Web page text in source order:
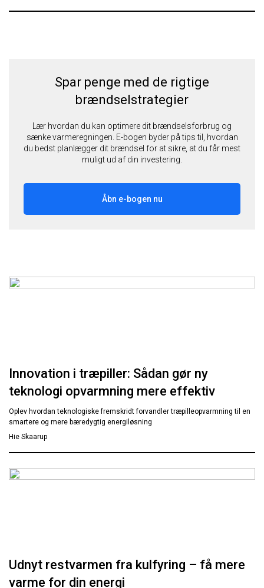
Spar penge med de rigtige
brændselstrategier
Lær hvordan du kan optimere dit brændselsforbrug og
sænke varmeregningen. E-bogen byder på tips til, hvordan
du bedst planlægger dit brændsel for at sikre, at du får mest
muligt ud af din investering.
Åbn e-bogen nu
Innovation i træpiller: Sådan gør ny
teknologi opvarmning mere effektiv
Oplev hvordan teknologiske fremskridt forvandler træpilleopvarmning til en
smartere og mere bæredygtig energiløsning
Hie Skaarup
Udnyt restvarmen fra kulfyring – få mere
varme for din energi